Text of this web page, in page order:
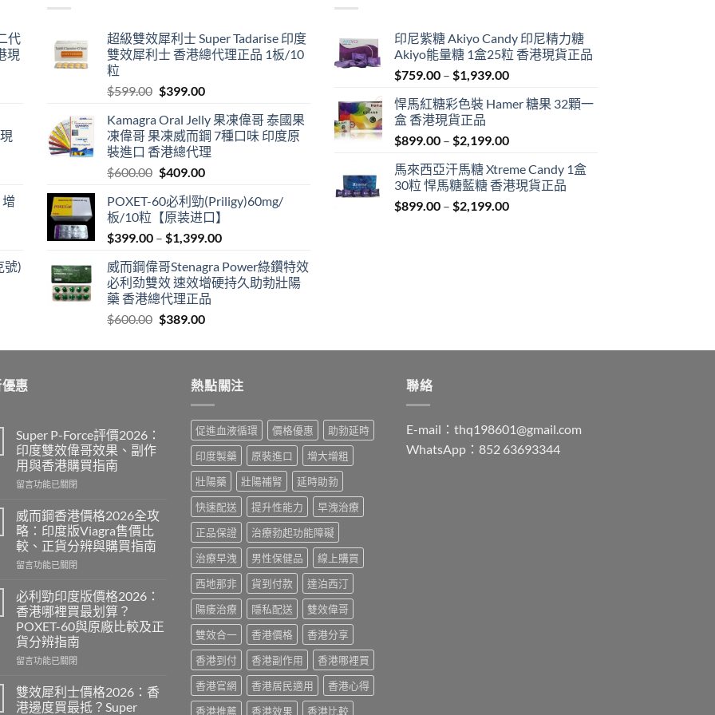
代
現
號)
超級雙效犀利士 Super Tadarise 印度
雙效犀利士 香港總代理正品 1板/10
粒
$599.00 Original
was:
$599.00.
$399.00Current
is:
$399.00.
Kamagra Oral Jelly 果凍偉哥 泰國果
凍偉哥 果凍威而鋼 7種口味 印度原
裝進口 香港總代理
$600.00 Original
was:
$600.00.
$409.00Current
is:
$409.00.
POXET-60必利勁(Priligy)60mg/
板/10粒【原装进口】
$399.00 – $1,399.00Price
$399.00
through
威而鋼偉哥Stenagra Power綠鑽特效
必利劲雙效 速效增硬持久助勃壯陽
藥 香港總代理正品
$600.00 Original
was:
$389.00Current
is:
印尼紫糖 Akiyo Candy 印尼精力糖
Akiyo能量糖 1盒25粒 香港現貨正品
$759.00 – $1,939.00Price
$759.00
$1,939.00
悍馬紅糖彩色裝 Hamer 糖果 32顆一
盒 香港現貨正品
$899.00 – $2,199.00Price
$899.00
through
$2,199.00
馬來西亞汗馬糖 Xtreme Candy 1盒
30粒 悍馬糖藍糖 香港現貨正品
$899.00 – $2,199.00Price
惠
Super P-Force評價2026：
印度雙效偉哥效果、副作
用與香港購買指南
在
P-
Force
評
價
2026：
度
雙
效
偉
哥
效
副
作
留言功能已關閉
威而鋼香港價格2026全攻
略：印度版Viagra售價比
較、正貨分辨與購買指南
在
而
鋼
香
港
價
格
全
攻
留言功能已關閉
必利勁印度版價格2026：
香港哪裡買最划算？
POXET-60與原廠比較及正
貨分辨指南
在
利
勁
留言功能已關閉
雙效犀利士價格2026：香
港邊度買最抵？Super
熱點關注
促進血液循環 價格優惠
助勃延時
印度製藥
原裝進口
增大增粗
壯陽藥
壯陽補腎
延時助勃
快速配送
提升性能力
早洩治療
正品保證
治療勃起功能障礙
治療早洩
男性保健品
線上購買
西地那非
貨到付款
達泊西汀
陽痿治療
隱私配送
雙效偉哥
雙效合一
香港價格
香港分享
香港到付
香港副作用
香港哪裡買
香港官網
香港居民適用
香港心得
香港推薦
香港效果 香港比較
聯絡
E-mail： thq198601@gmail.com
WhatsApp：852 63693344